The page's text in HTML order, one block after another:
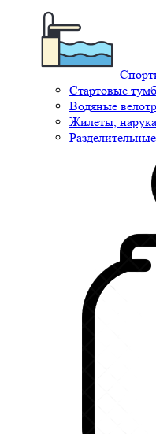
Стартовые
Водяные
Жилеты,